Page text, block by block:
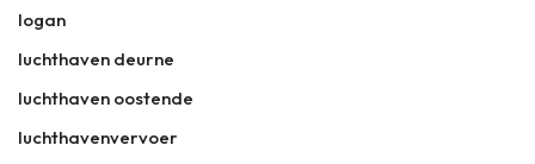
logan
luchthaven deurne
luchthaven oostende
luchthavenvervoer